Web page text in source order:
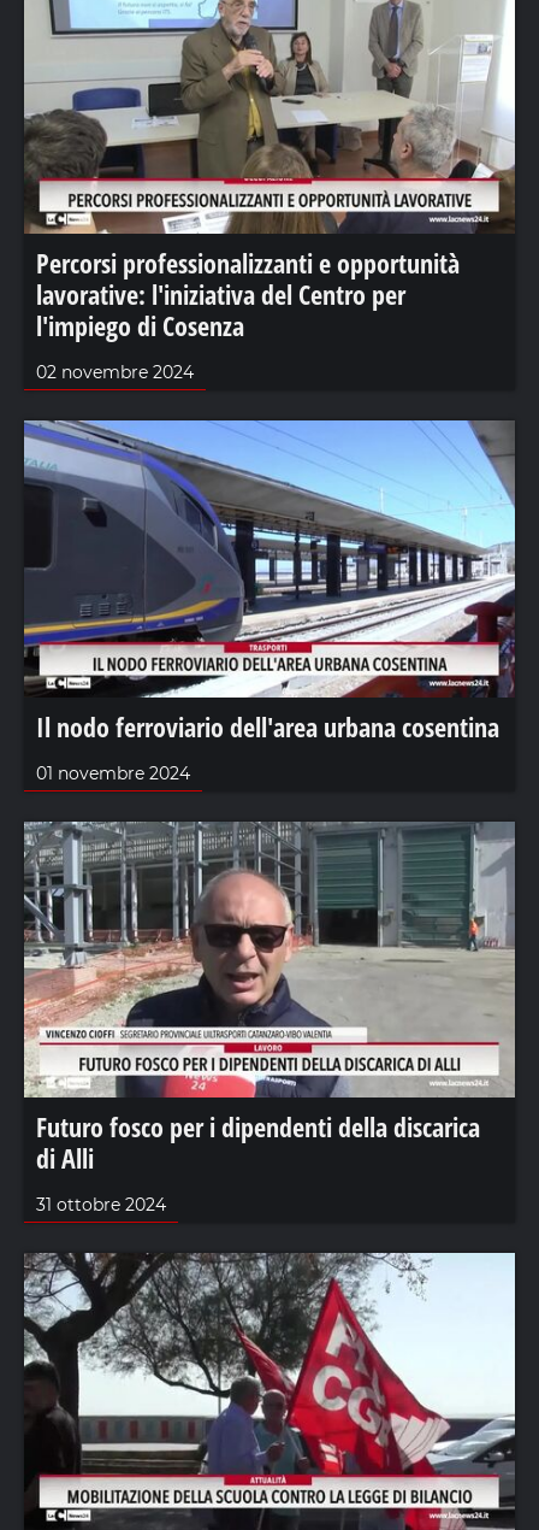
Percorsi professionalizzanti e opportunità
lavorative: l'iniziativa del Centro per
l'impiego di Cosenza
02 novembre 2024
Il nodo ferroviario dell'area urbana cosentina
01 novembre 2024
Futuro fosco per i dipendenti della discarica
di Alli
31 ottobre 2024